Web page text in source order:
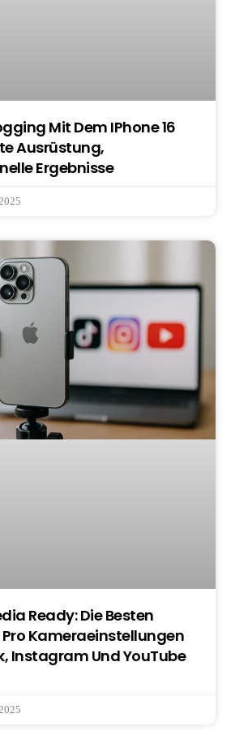
Mit Dem IPhone 16
Ausrüstung,
Ergebnisse
Ready: Die Besten
Pro Kameraeinstellungen
Instagram Und YouTube